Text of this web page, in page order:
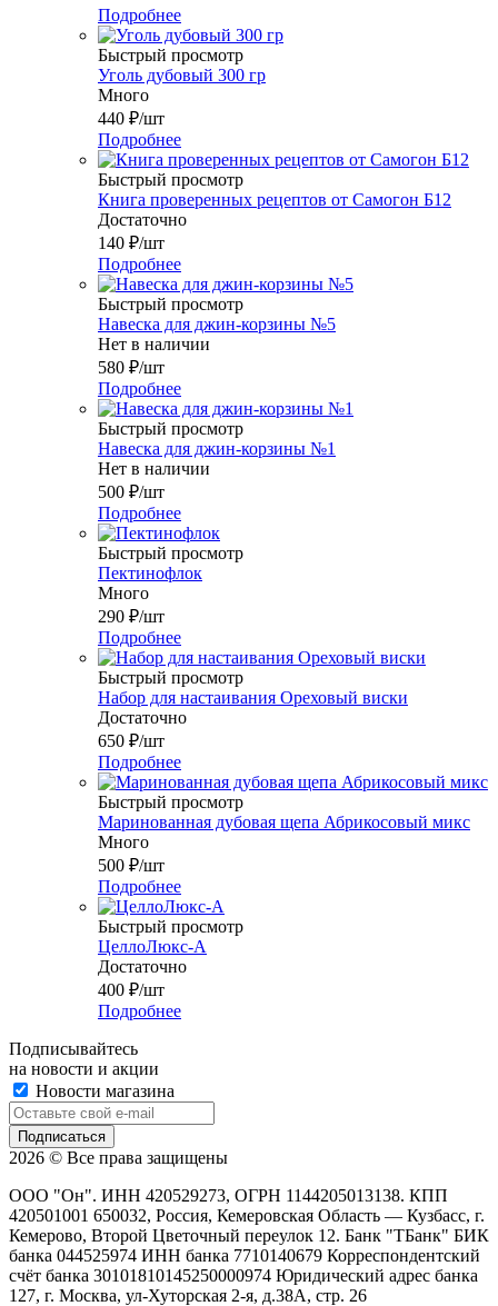
Подробнее
Быстрый просмотр
Уголь дубовый 300 гр
Много
440 ₽/шт
Подробнее
Быстрый просмотр
Книга проверенных рецептов от Самогон Б12
Достаточно
140 ₽/шт
Подробнее
Быстрый просмотр
Навеска для джин-корзины №5
Нет в наличии
580 ₽/шт
Подробнее
Быстрый просмотр
Навеска для джин-корзины №1
Нет в наличии
500 ₽/шт
Подробнее
Быстрый просмотр
Пектинофлок
Много
290 ₽/шт
Подробнее
Быстрый просмотр
Набор для настаивания Ореховый виски
Достаточно
650 ₽/шт
Подробнее
Быстрый просмотр
Маринованная дубовая щепа Абрикосовый микс
Много
500 ₽/шт
Подробнее
Быстрый просмотр
ЦеллоЛюкс-А
Достаточно
400 ₽/шт
Подробнее
Подписывайтесь
на новости и акции
Новости магазина
2026 © Все права защищены
ООО "Он". ИНН 420529273, ОГРН 1144205013138. КПП
420501001 650032, Россия, Кемеровская Область — Кузбасс, г.
Кемерово, Второй Цветочный переулок 12. Банк "ТБанк" БИК
банка 044525974 ИНН банка 7710140679 Корреспондентский
счёт банка 30101810145250000974 Юридический адрес банка
127, г. Москва, ул-Хуторская 2-я, д.38А, стр. 26